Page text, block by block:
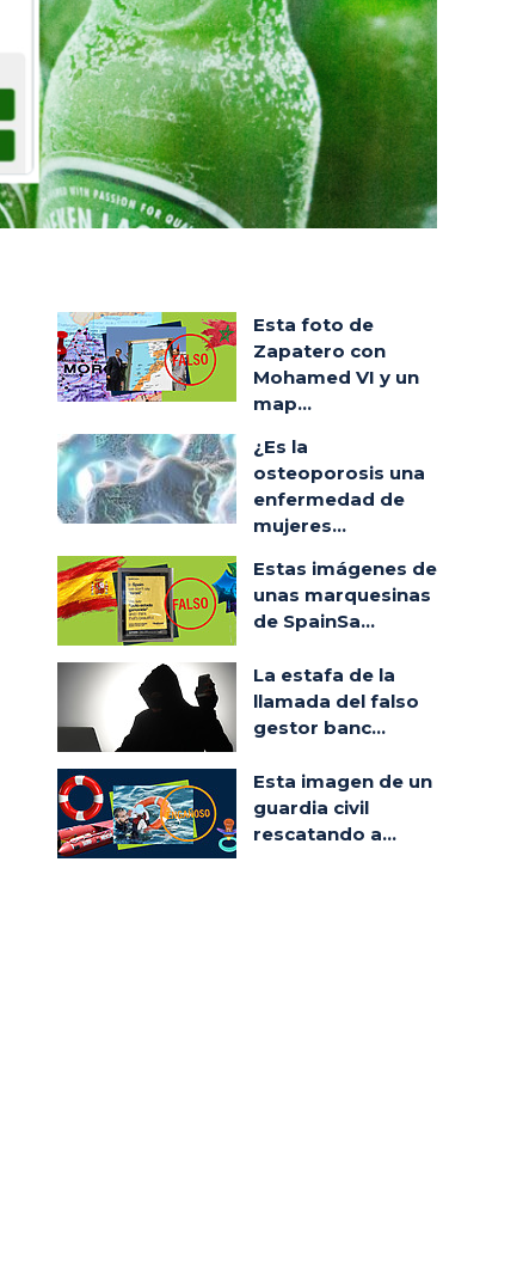
Esta foto de
Zapatero con
Mohamed VI y un
map...
¿Es la
osteoporosis una
enfermedad de
mujeres...
Estas imágenes de
unas marquesinas
de SpainSa...
La estafa de la
llamada del falso
gestor banc...
Esta imagen de un
guardia civil
rescatando a...